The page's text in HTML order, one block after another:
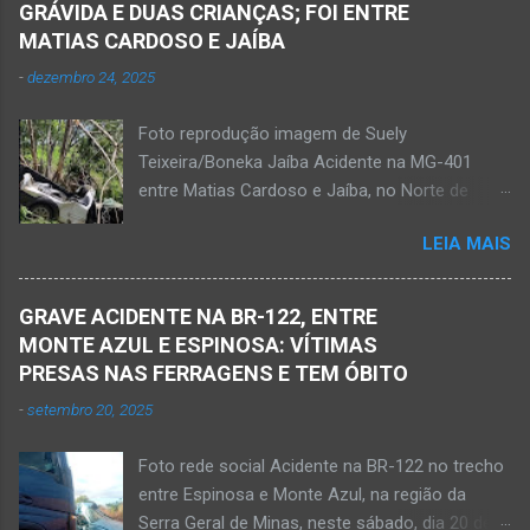
ao bar portando uma faca. Ao aproximar do
foi se defender e conseguiu desarmar o
desferiu golpes fatais na vítima. Antônio Simas
de Oliveira, de 61 anos, morreu no local.
Equipes da Polícia Militar, da perícia da Polícia
a constatação de quatro perfurações na região
torácica, além de ferimentos na face e sinais
de trauma na vítima. O autor desse
assassinato foi preso pela Políci...
GRÁVIDA E DUAS CRIANÇAS; FOI ENTRE
MATIAS CARDOSO E JAÍBA
-dezembro 24, 2025
Foto reprodução imagem de Suely
Teixeira/Boneka Jaíba Acidente na MG-401
entre Matias Cardoso e Jaíba, no Norte de
de 2025. JAÍBA (por Oliveira Júnior) – Grave
acidente na rodovia Prefeito Osvaldo Bandeira,
a MG-401, na manhã desta quarta-feira, dia 24
de dezembro. Uma mulher morreu e sete
pessoas ficaram feridas nesse acidente no
camionete saiu da pista e bateu numa árvore.
as informações acerca desse acidente. A 3ª
Delegacia Regional da Polícia Civil de Janaúba
LEIA MAIS
GRAVE ACIDENTE NA BR-122, ENTRE
MONTE AZUL E ESPINOSA: VÍTIMAS
PRESAS NAS FERRAGENS E TEM ÓBITO
-setembro 20, 2025
Foto rede social Acidente na BR-122 no trecho
entre Espinosa e Monte Azul, na região da
Serra Geral de Minas, neste sábado, dia 20 de